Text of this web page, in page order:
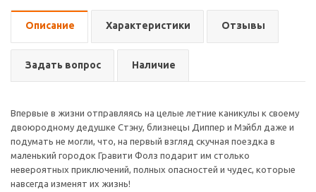
Описание Характеристики Отзывы
Задать вопрос Наличие
Впервые в жизни отправляясь на целые летние каникулы к своему
двоюродному дедушке Стэну, близнецы Диппер и Мэйбл даже и
подумать не могли, что, на первый взгляд скучная поездка в
маленький городок Гравити Фолз подарит им столько
невероятных приключений, полных опасностей и чудес, которые
навсегда изменят их жизнь!